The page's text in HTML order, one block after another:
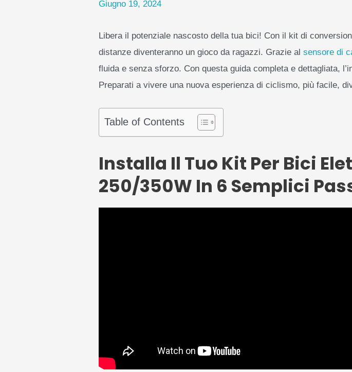
Giugno 19, 2024
Libera il potenziale nascosto della tua bici! Con il kit di
distanze diventeranno un gioco da ragazzi. Grazie al sensore di
fluida e senza sforzo. Con questa guida completa e dettagliata,
Preparati a vivere una nuova esperienza di ciclismo, più facile,
Table of Contents
Installa Il Tuo Kit Per Bici
250/350W In 6 Semplici